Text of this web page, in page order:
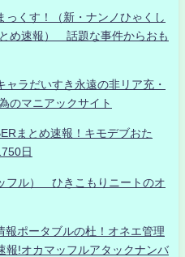
くす！（新・ナンノひゃくし
め速報） 話題な事件からおも
ラだいすき永遠の非リア充・
のマニアックサイト
まとめ速報！キモデブおた
日
フル） ひきこもりニートのオ
報ポータブルの杜！オネエ管理
報!オカマッフルアタックナンバ